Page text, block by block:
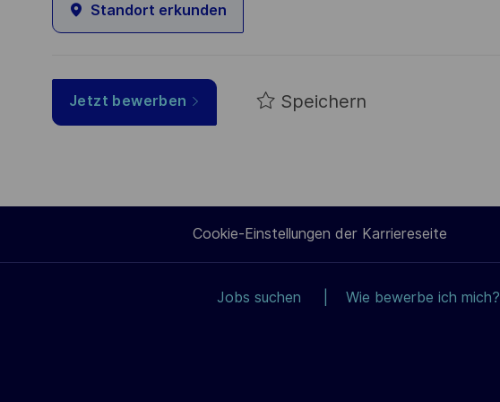
Standort erkunden
Jetzt bewerben Speichern
Cookie-Einstellungen der Karriereseite
Jobs suchen Wie bewerbe ich mich?